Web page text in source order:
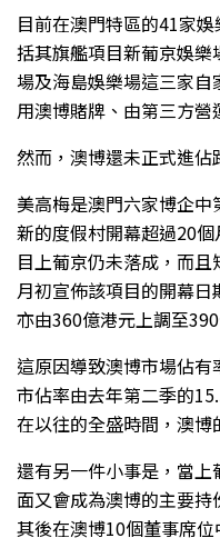
目前在澳門特區的41家
括其旗艦項目新葡京娛
場及海島娛樂場這三家
用澳博賭牌、由第三方營
然而，澳博還未正式進佔
美高梅是澳門六家博企
新的度假村開幕超過20
目上葡京仍未落成，而
月初宣佈該項目的開幕
亦由360億港元上調至
這原因導致澳博市場佔
市佔率由去年第二季的
在以往的全盛時間，澳博
還有另一件小事是，當
面又會成為澳博的主要
其後在澳博10個董事席位